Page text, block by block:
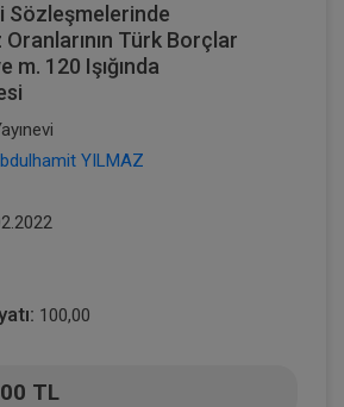
Sözleşmelerinde
Türk Borçlar
m. 120 Işığında
YILMAZ
100,00
TL